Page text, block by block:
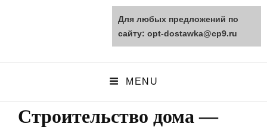
opt-dostawka.ru
MENU
Строительство дома —
Для любых предложений по
сайту: opt-dostawka@cp9.ru